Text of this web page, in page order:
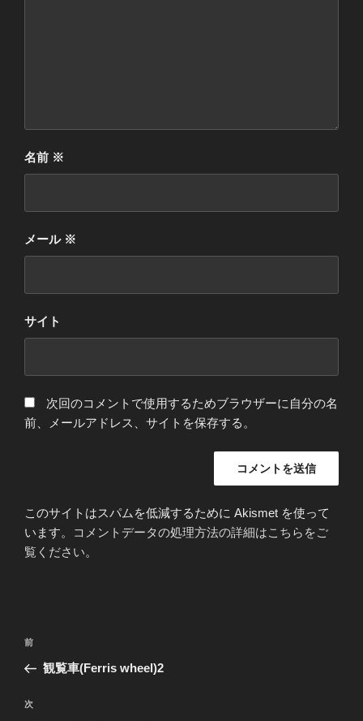
名前 ※
メール ※
サイト
次回のコメントで使用するためブラウザーに自分の名
前、メールアドレス、サイトを保存する。
このサイトはスパムを低減するために Akismet を使って
います。
コメントデータの処理方法の詳細はこちらをご
覧ください。
投
ビ
前
の
稿
前
観覧車(Ferris wheel)2
次
次